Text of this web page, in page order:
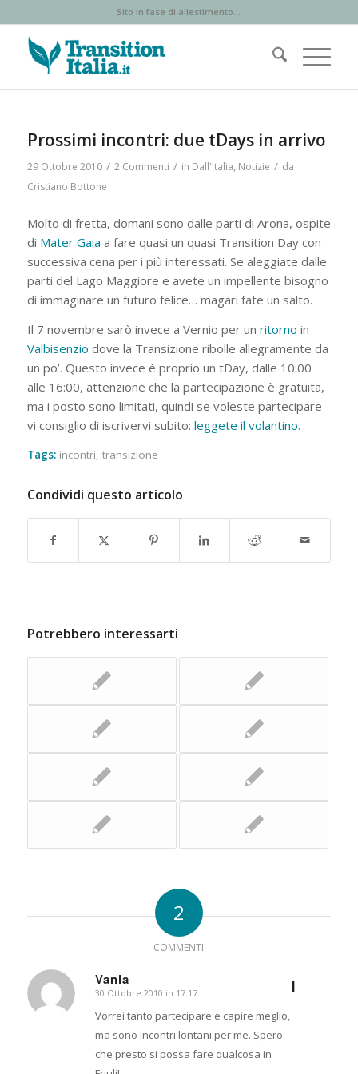
Sito in fase di allestimento...
Prossimi incontri: due tDays in arrivo
29 Ottobre 2010 / 2 Commenti / in Dall'Italia, Notizie / da
Cristiano Bottone
Molto di fretta, domani sono dalle parti di Arona, ospite
di Mater Gaia a fare quasi un quasi Transition Day con
successiva cena per i più interessati. Se aleggiate dalle
parti del Lago Maggiore e avete un impellente bisogno
di immaginare un futuro felice… magari fate un salto.
Il 7 novembre sarò invece a Vernio per un ritorno in
Valbisenzio dove la Transizione ribolle allegramente da
un po’. Questo invece è proprio un tDay, dalle 10:00
alle 16:00, attenzione che la partecipazione è gratuita,
ma i posto sono limitati, quindi se voleste partecipare
vi consiglio di iscrivervi subito: leggete il volantino.
Tags: incontri, transizione
Condividi questo articolo
Potrebbero interessarti
2
COMMENTI
Vania
dice:
30 Ottobre 2010 in 17:17
Vorrei tanto partecipare e capire meglio,
ma sono incontri lontani per me. Spero
che presto si possa fare qualcosa in
I